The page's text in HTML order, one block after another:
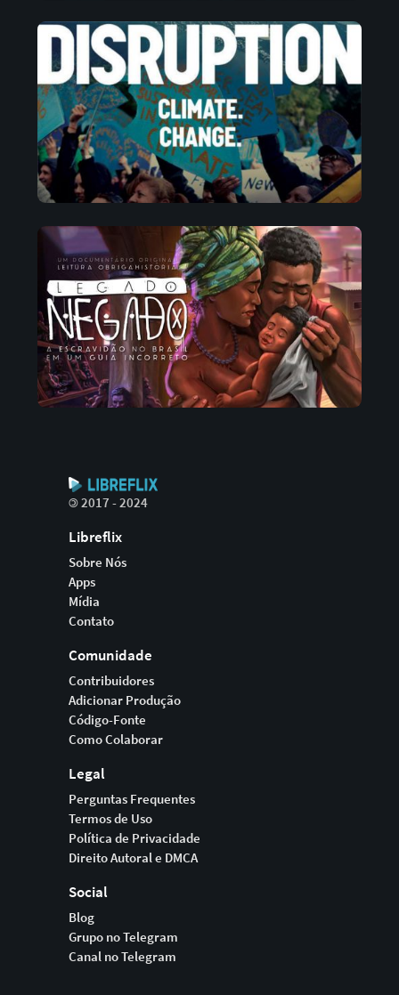
©2017 - 2024
Libreflix
Sobre Nós
Apps
Mídia
Contato
Comunidade
Contribuidores
Adicionar Produção
Código-Fonte
Como Colaborar
Legal
Perguntas Frequentes
Termos de Uso
Política de Privacidade
Direito Autoral e DMCA
Social
Blog
Grupo no Telegram
Canal no Telegram